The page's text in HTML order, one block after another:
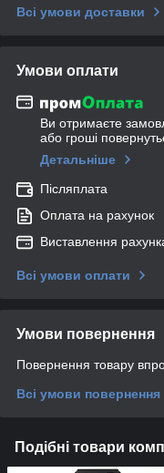
Всі умови доставки
Умови оплати
Ви отримаєте
або гроші
Детальніше
Післяплата
Оплата на рахунок
Виставлення
Всі умови оплати
Умови повернення
Повернення товару
Всі умови повернення
Подібні товари